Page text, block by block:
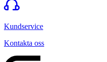
Kundservice
Kontakta oss